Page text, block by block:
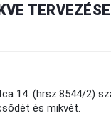
TERVEZÉSE
14. (hrsz:8544/2)
és mikvét.